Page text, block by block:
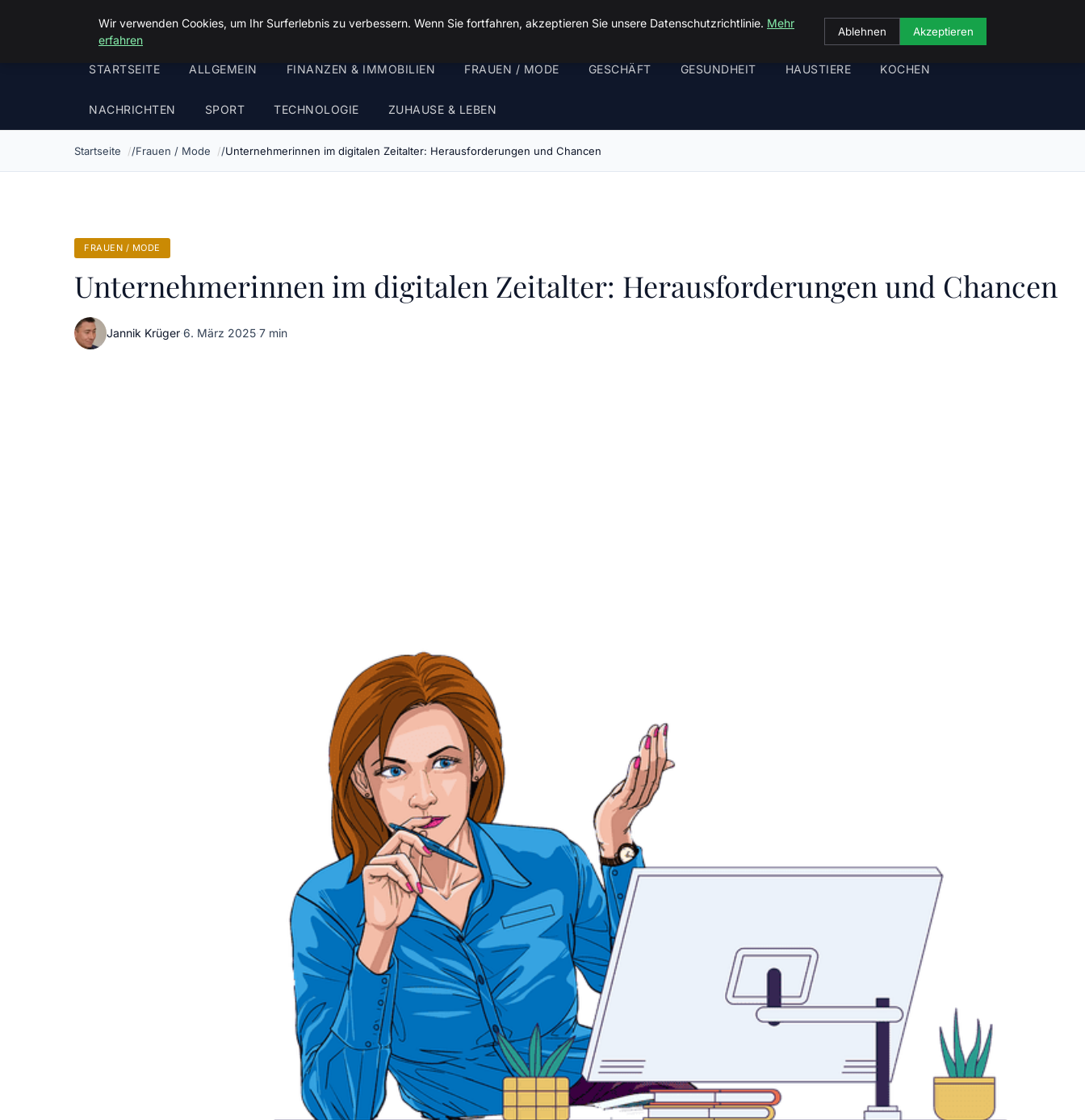
Malzminden
STARTSEITE ALLGEMEIN FINANZEN & IMMOBILIEN FRAUEN / MODE GESCHÄFT GESUNDHEIT HAUSTIERE KOCHEN
NACHRICHTEN SPORT TECHNOLOGIE ZUHAUSE & LEBEN
Startseite Frauen / Mode Unternehmerinnen im digitalen Zeitalter: Herausforderungen und Chancen
FRAUEN / MODE
Unternehmerinnen im digitalen Zeitalter: Herausforderungen und Chancen
Jannik Krüger·6. März 2025·7 min
Wir verwenden Cookies, um Ihr Surferlebnis zu verbessern. Wenn Sie fortfahren, akzeptieren Sie unsere Datenschutzrichtlinie. Mehr
erfahren
Ablehnen Akzeptieren